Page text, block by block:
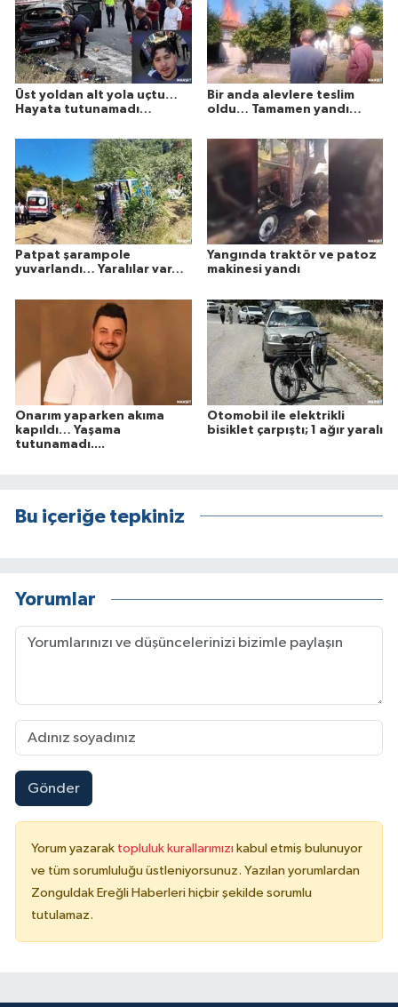
Üst yoldan alt yola uçtu…
Hayata tutunamadı…
Bir anda alevlere teslim
oldu… Tamamen yandı…
Patpat şarampole
yuvarlandı… Yaralılar var…
Yangında traktör ve patoz
makinesi yandı
Onarım yaparken akıma
kapıldı… Yaşama
tutunamadı....
Otomobil ile elektrikli
bisiklet çarpıştı; 1 ağır yaralı
Bu içeriğe tepkiniz
Yorumlar
Gönder
Yorum yazarak topluluk kurallarımızı kabul etmiş bulunuyor
ve tüm sorumluluğu üstleniyorsunuz. Yazılan yorumlardan
Zonguldak Ereğli Haberleri hiçbir şekilde sorumlu
tutulamaz.